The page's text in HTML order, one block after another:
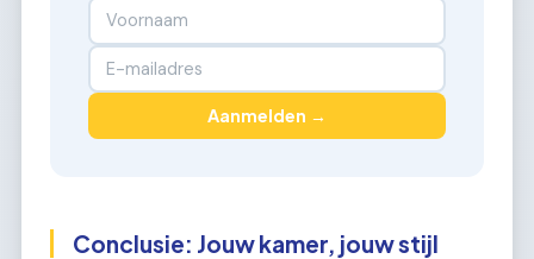
Aanmelden →
Conclusie: Jouw kamer, jouw stijl